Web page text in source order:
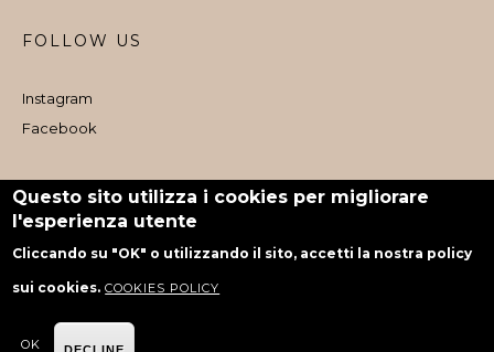
FOLLOW US
Instagram
Facebook
Iscritto al Registro e-commerce al dettaglio nr. 1073 dal 06/08/2024
powered by Rubiko
Questo sito utilizza i cookies per migliorare
l'esperienza utente
Cliccando su "OK" o utilizzando il sito, accetti la nostra policy
sui cookies. COOKIES POLICY
OK